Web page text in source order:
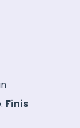
Finis